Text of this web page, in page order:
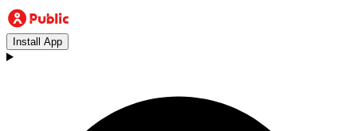
Install App